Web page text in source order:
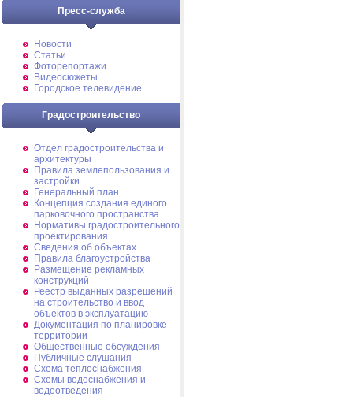
Пресс-служба
Новости
Статьи
Фоторепортажи
Видеосюжеты
Городское телевидение
Градостроительство
Отдел градостроительства и
архитектуры
Правила землепользования и
застройки
Генеральный план
Концепция создания единого
парковочного пространства
Нормативы градостроительного
проектирования
Сведения об объектах
Правила благоустройства
Размещение рекламных
конструкций
Реестр выданных разрешений
на строительство и ввод
объектов в эксплуатацию
Документация по планировке
территории
Общественные обсуждения
Публичные слушания
Схема теплоснабжения
Схемы водоснабжения и
водоотведения